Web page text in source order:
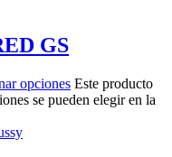
GS
opciones Este producto
se pueden elegir en la